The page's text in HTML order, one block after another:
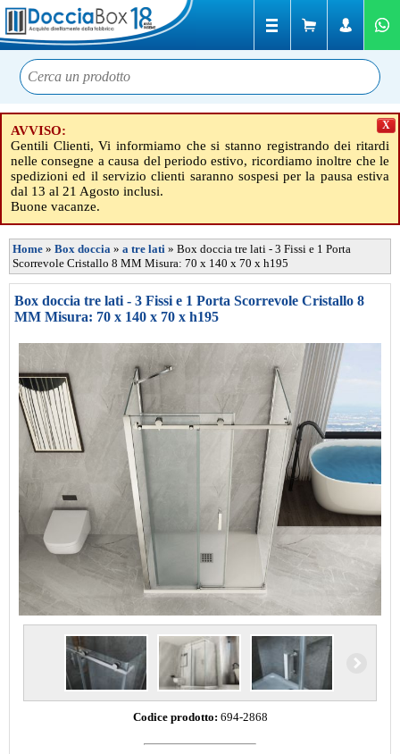
AVVISO:
Gentili Clienti, Vi informiamo che si stanno registrando dei ritardi
nelle consegne a causa del periodo estivo, ricordiamo inoltre che le
spedizioni ed il servizio clienti saranno sospesi per la pausa estiva
dal 13 al 21 Agosto inclusi.
Buone vacanze.
X
Home » Box doccia » a tre lati » Box doccia tre lati - 3 Fissi e 1 Porta
Scorrevole Cristallo 8 MM Misura: 70 x 140 x 70 x h195
Box doccia tre lati - 3 Fissi e 1 Porta Scorrevole Cristallo 8
MM Misura: 70 x 140 x 70 x h195
Codice prodotto: 694-2868